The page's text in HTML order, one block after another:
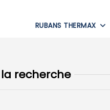
RUBANS THERMAX
recherche